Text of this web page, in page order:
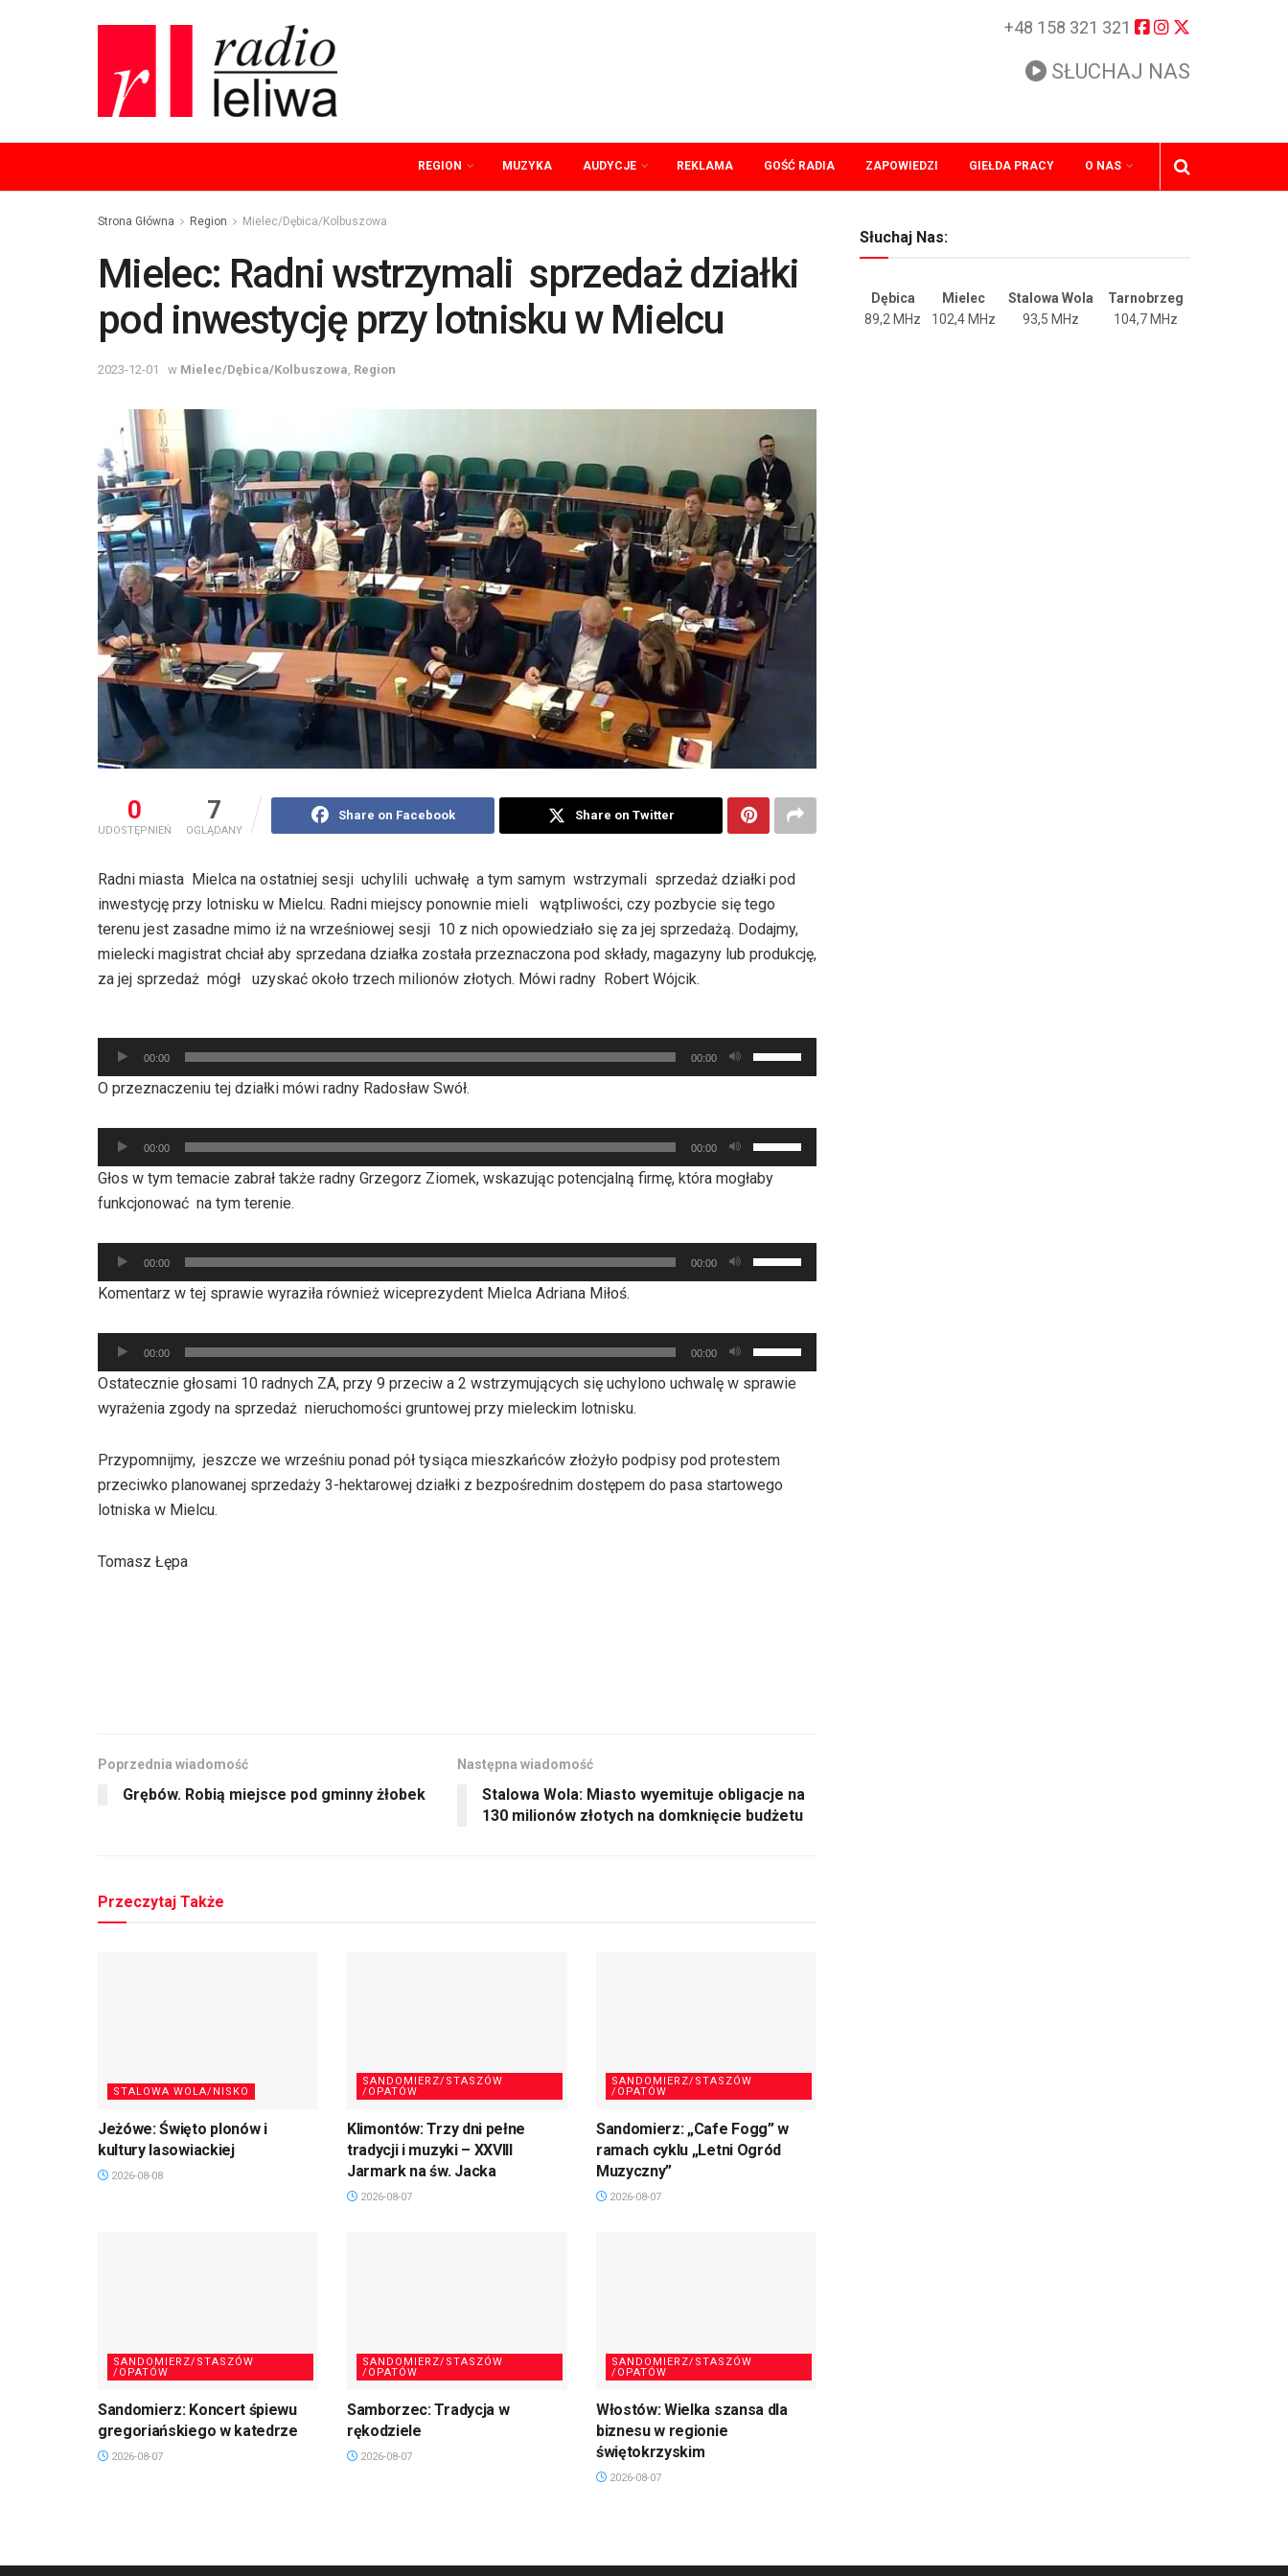
+48 158 321 321
SŁUCHAJ NAS
REGION MUZYKA AUDYCJE REKLAMA GOŚĆ RADIA ZAPOWIEDZI GIEŁDA PRACY O NAS
Strona Główna Region Mielec/Dębica/Kolbuszowa
Mielec: Radni wstrzymali sprzedaż działki
pod inwestycję przy lotnisku w Mielcu
2023-12-01 w Mielec/Dębica/Kolbuszowa Region
0
UDOSTĘPNIEŃ
7
OGLĄDANY
Share on Facebook Share on Twitter
Radni miasta Mielca na ostatniej sesji uchylili uchwałę a tym samym wstrzymali sprzedaż działki pod
inwestycję przy lotnisku w Mielcu. Radni miejscy ponownie mieli wątpliwości, czy pozbycie się tego
terenu jest zasadne mimo iż na wrześniowej sesji 10 z nich opowiedziało się za jej sprzedażą. Dodajmy,
mielecki magistrat chciał aby sprzedana działka została przeznaczona pod składy, magazyny lub produkcję,
za jej sprzedaż mógł uzyskać około trzech milionów złotych. Mówi radny Robert Wójcik.
plików
dźwiękowych
00:00 00:00
strzałek
oraz
do
zwiększyć
O przeznaczeniu tej działki mówi radny Radosław Swół.
Odtwarzacz
plików
dźwiękowych
00:00 00:00
strzałek
do
do
zwiększyć
zmniejszyć
Głos w tym temacie zabrał także radny Grzegorz Ziomek, wskazując potencjalną firmę, która mogłaby
funkcjonować na tym terenie.
Odtwarzacz
plików
dźwiękowych
00:00 00:00
strzałek
oraz
do
zwiększyć
lub
Komentarz w tej sprawie wyraziła również wiceprezydent Mielca Adriana Miłoś.
Odtwarzacz
plików
dźwiękowych
00:00 00:00
strzałek
do
do
dołu
Ostatecznie głosami 10 radnych ZA, przy 9 przeciw a 2 wstrzymujących się uchylono uchwalę w sprawie
wyrażenia zgody na sprzedaż nieruchomości gruntowej przy mieleckim lotnisku.
Przypomnijmy, jeszcze we wrześniu ponad pół tysiąca mieszkańców złożyło podpisy pod protestem
przeciwko planowanej sprzedaży 3-hektarowej działki z bezpośrednim dostępem do pasa startowego
lotniska w Mielcu.
Tomasz Łępa
Poprzednia wiadomość
Grębów. Robią miejsce pod gminny żłobek
Następna wiadomość
Stalowa Wola: Miasto wyemituje obligacje na
130 milionów złotych na domknięcie budżetu
Przeczytaj Także
STALOWA WOLA/NISKO
Jeżówe: Święto plonów i
kultury lasowiackiej
2026-08-08
SANDOMIERZ/STASZÓW
/OPATÓW
Klimontów: Trzy dni pełne
tradycji i muzyki – XXVIII
Jarmark na św. Jacka
2026-08-07
SANDOMIERZ/STASZÓW
/OPATÓW
Sandomierz: „Cafe Fogg” w
ramach cyklu „Letni Ogród
Muzyczny”
2026-08-07
SANDOMIERZ/STASZÓW
/OPATÓW
Sandomierz: Koncert śpiewu
gregoriańskiego w katedrze
2026-08-07
SANDOMIERZ/STASZÓW
/OPATÓW
Samborzec: Tradycja w
rękodziele
2026-08-07
SANDOMIERZ/STASZÓW
/OPATÓW
Włostów: Wielka szansa dla
biznesu w regionie
świętokrzyskim
2026-08-07
Słuchaj Nas:
Dębica Mielec Stalowa Wola
Tarnobrzeg
89,2 MHz
102,4 MHz 93,5 MHz 104,7 MHz